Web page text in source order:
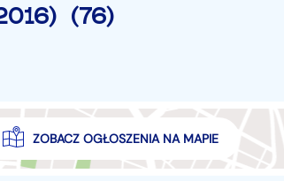
(76)
ZOBACZ OGŁOSZENIA NA MAPIE